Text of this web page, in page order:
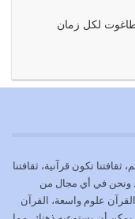
شرعه الله للناس في
لكل زمان
تكون قرآنية، ثقافتنا
ونحن في أي مجال من
علوم واسعة، القرآن